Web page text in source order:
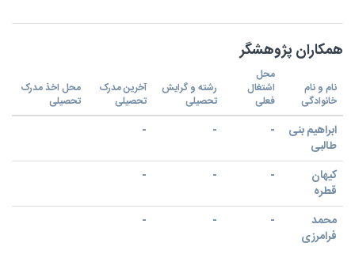
همکاران پژوهشگر
نام و نام
خانوادگی
محل
اشتغال
فعلی
رشته و گرایش
تحصیلی
آخرین مدرک
تحصیلی
محل اخذ مدرک
تحصیلی
ابراهیم بنی
طالبی
-
-
-
کیهان
قطره
-
-
-
محمد
فرامرزی
-
-
-